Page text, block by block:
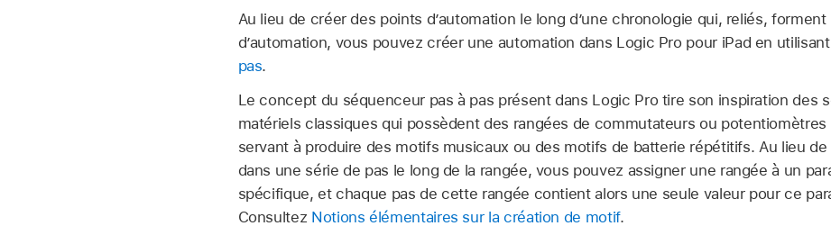
Au lieu de créer des points d’automation le long d’une chronologie qui, reliés,
d’automation, vous pouvez créer une automation dans Logic Pro pour iPad en
pas.
Le concept du séquenceur pas à pas présent dans Logic Pro tire son inspiration des
matériels classiques qui possèdent des rangées de commutateurs ou
servant à produire des motifs musicaux ou des motifs de batterie répétitifs. Au lieu
dans une série de pas le long de la rangée, vous pouvez assigner une rangée à un
spécifique, et chaque pas de cette rangée contient alors une seule valeur pour ce
Consultez Notions élémentaires sur la création de motif.